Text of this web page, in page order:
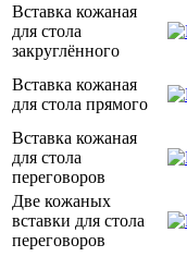
Вставка кожаная
для стола
закруглённого
Вставка кожаная
для стола прямого
Вставка кожаная
для стола
переговоров
Две кожаных
вставки для стола
переговоров